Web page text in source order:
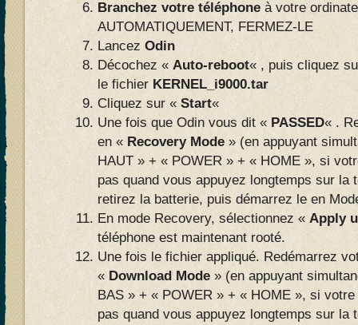
Branchez votre téléphone à votre
AUTOMATIQUEMENT, FERMEZ-LE
Lancez Odin
Décochez « Auto-reboot« , puis cliquez
le fichier KERNEL_i9000.tar
Cliquez sur « Start«
Une fois que Odin vous dit « PASSED« .
en « Recovery Mode » (en appuyant
HAUT » + « POWER » + « HOME », si
pas quand vous appuyez longtemps sur la
retirez la batterie, puis démarrez le en
En mode Recovery, sélectionnez « Apply
téléphone est maintenant rooté.
Une fois le fichier appliqué. Redémarrez
« Download Mode » (en appuyant
BAS » + « POWER » + « HOME », si
pas quand vous appuyez longtemps sur la